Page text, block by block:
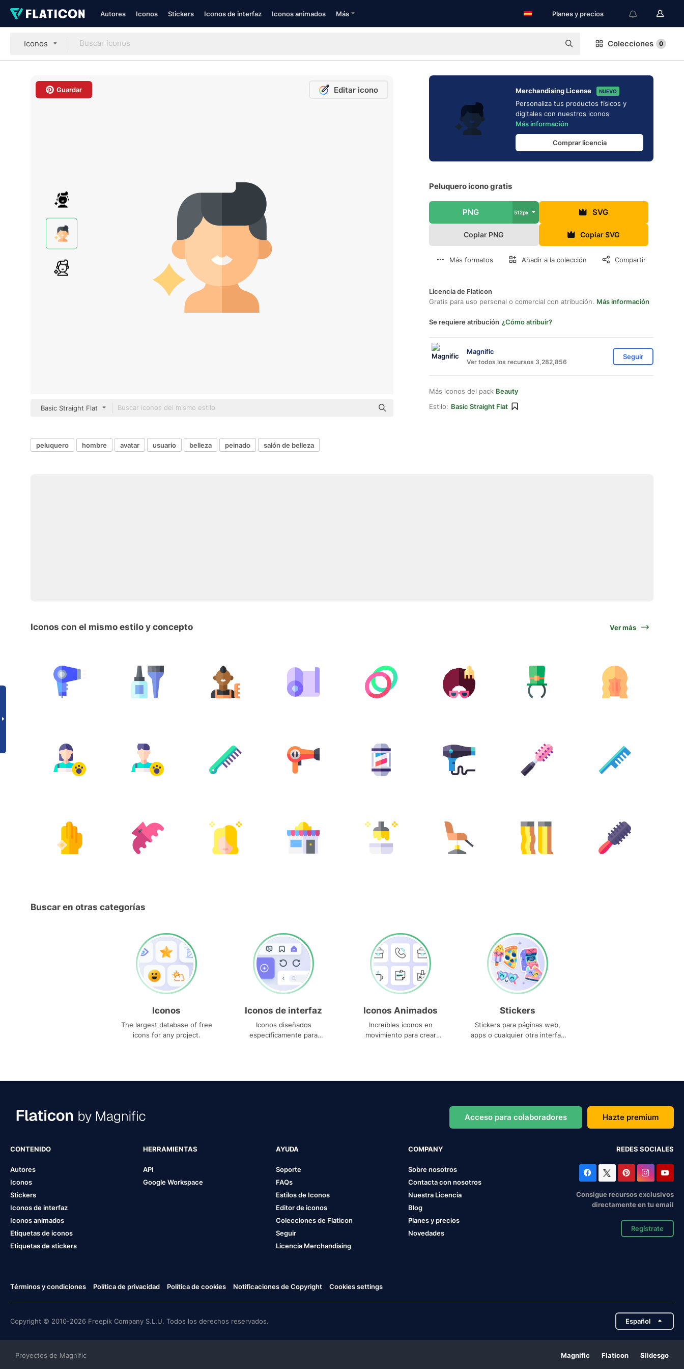
Autores Iconos Stickers Iconos de interfaz Iconos animados Más Planes y precios
Iconos Colecciones 0
Guardar Editar icono
Basic Straight Flat
Merchandising License NUEVO
Personaliza tus productos físicos y
digitales con nuestros iconos
Más información
Comprar licencia
Peluquero icono gratis
PNG 512px SVG
Copiar PNG Copiar SVG
Más formatos Añadir a la colección Compartir
Licencia de Flaticon
Gratis para uso personal o comercial con atribución. Más información
Se requiere atribución ¿Cómo atribuir?
Magnific
Ver todos los recursos 3,282,856
Seguir
Más iconos del pack Beauty
Estilo: Basic Straight Flat
peluquero hombre avatar usuario belleza peinado salón de belleza
Iconos con el mismo estilo y concepto Ver más
Buscar en otras categorías
Iconos
The largest database of free
icons for any project.
Iconos de interfaz
Iconos diseñados
específicamente para
Iconos Animados
Increíbles iconos en
movimiento para crear
Stickers
Stickers para páginas web,
apps o cualquier otra interfaz
Acceso para colaboradores Hazte premium
CONTENIDO
Autores
Iconos
Stickers
Iconos de interfaz
Iconos animados
Etiquetas de iconos
Etiquetas de stickers
HERRAMIENTAS
API
Google Workspace
AYUDA
Soporte
FAQs
Estilos de Iconos
Editor de iconos
Colecciones de Flaticon
Seguir
Licencia Merchandising
COMPANY
Sobre nosotros
Contacta con nosotros
Nuestra Licencia
Blog
Planes y precios
Novedades
REDES SOCIALES
Consigue recursos exclusivos
directamente en tu email
Regístrate
Términos y condiciones Política de privacidad Política de cookies Notificaciones de Copyright Cookies settings
Copyright © 2010-2026 Freepik Company S.L.U. Todos los derechos reservados. Español
Proyectos de Magnific Magnific Flaticon Slidesgo